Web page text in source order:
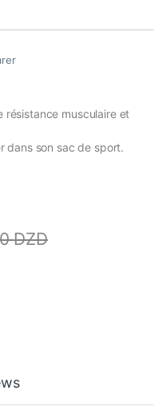
musculaire et
dans son sac de sport.
DZD